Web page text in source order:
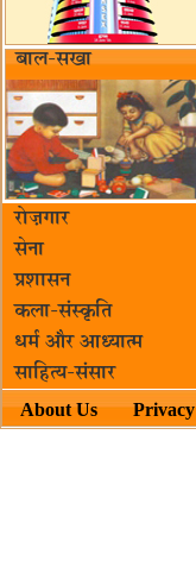
बाल-सखा
रोज़गार
सेना
प्रशासन
कला-संस्कृति
धर्म और आध्यात्म
साहित्य-संसार
About Us Privacy